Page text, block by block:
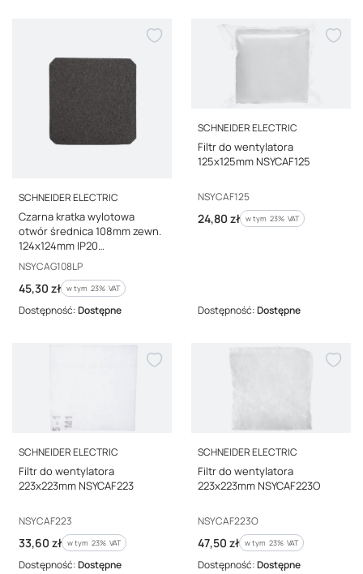
PRODUCENT
SCHNEIDER ELECTRIC
Czarna kratka wylotowa
otwór średnica 108mm zewn.
124x124mm IP20
NSYCAG108LP
Kod producenta
NSYCAG108LP
Cena brutto
45,30 zł w tym %s VAT
w tym 23% VAT
Dostępność:Dostępne
PRODUCENT
SCHNEIDER ELECTRIC
Filtr do wentylatora
125x125mm NSYCAF125
Kod producenta
NSYCAF125
Cena brutto
24,80 zł w tym %s VAT
w tym 23% VAT
Dostępność:Dostępne
PRODUCENT
SCHNEIDER ELECTRIC
Filtr do wentylatora
223x223mm NSYCAF223
Kod producenta
NSYCAF223
Cena brutto
33,60 zł w tym %s VAT
w tym 23% VAT
Dostępność:Dostępne
PRODUCENT
SCHNEIDER ELECTRIC
Filtr do wentylatora
223x223mm NSYCAF223O
Kod producenta
NSYCAF223O
Cena brutto
47,50 zł w tym %s VAT
w tym 23% VAT
Dostępność:Dostępne